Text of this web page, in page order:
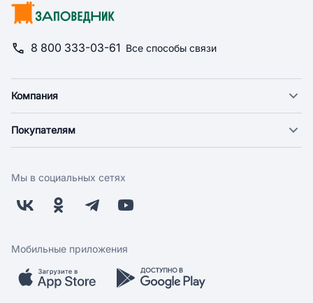
8 800 333-03-61 Все способы связи
Компания
Новости
Поставщикам
Заводчикам
Обратная связь
Покупателям
Оплата
Бонусная программа
Скидки и акции
Мобильное приложение
Мы в социальных сетях
Мобильные приложения